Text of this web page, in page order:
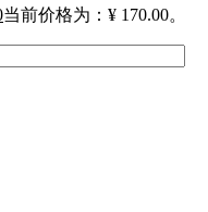
当前价格为：¥ 170.00。